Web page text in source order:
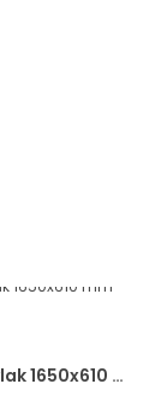
Etagewagen 4396 Met 4 Etages, Laadvlak 1650x610 Mm